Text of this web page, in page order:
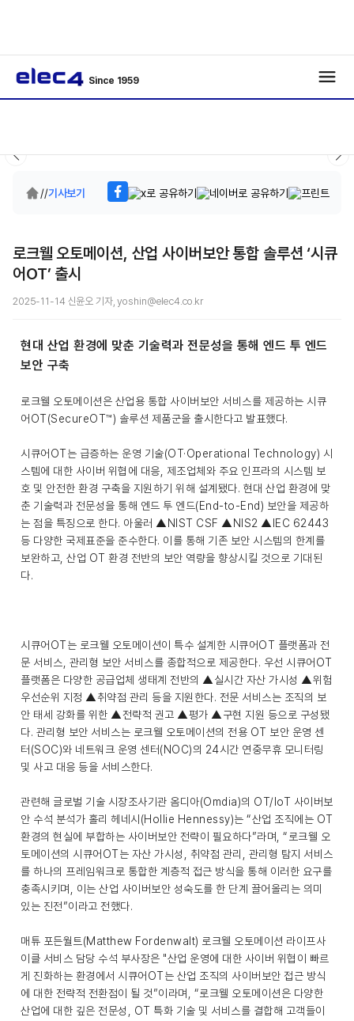
Since 1959
//기사보기
로크웰 오토메이션, 산업 사이버보안 통합 솔루션 ‘시큐
어OT’ 출시
2025-11-14 신윤오 기자, yoshin@elec4.co.kr
현대 산업 환경에 맞춘 기술력과 전문성을 통해 엔드 투 엔드
보안 구축
로크웰 오토메이션은 산업용 통합 사이버보안 서비스를 제공하는 시큐
어OT(SecureOT™) 솔루션 제품군을 출시한다고 발표했다.
시큐어OT는 급증하는 운영 기술(OT·Operational Technology) 시
스템에 대한 사이버 위협에 대응, 제조업체와 주요 인프라의 시스템 보
호 및 안전한 환경 구축을 지원하기 위해 설계됐다. 현대 산업 환경에 맞
춘 기술력과 전문성을 통해 엔드 투 엔드(End-to-End) 보안을 제공하
는 점을 특징으로 한다. 아울러 ▲NIST CSF ▲NIS2 ▲IEC 62443
등 다양한 국제표준을 준수한다. 이를 통해 기존 보안 시스템의 한계를
보완하고, 산업 OT 환경 전반의 보안 역량을 향상시킬 것으로 기대된
다.
시큐어OT는 로크웰 오토메이션이 특수 설계한 시큐어OT 플랫폼과 전
문 서비스, 관리형 보안 서비스를 종합적으로 제공한다. 우선 시큐어OT
플랫폼은 다양한 공급업체 생태계 전반의 ▲실시간 자산 가시성 ▲위험
우선순위 지정 ▲취약점 관리 등을 지원한다. 전문 서비스는 조직의 보
안 태세 강화를 위한 ▲전략적 권고 ▲평가 ▲구현 지원 등으로 구성됐
다. 관리형 보안 서비스는 로크웰 오토메이션의 전용 OT 보안 운영 센
터(SOC)와 네트워크 운영 센터(NOC)의 24시간 연중무휴 모니터링
및 사고 대응 등을 서비스한다.
관련해 글로벌 기술 시장조사기관 옴디아(Omdia)의 OT/IoT 사이버보
안 수석 분석가 홀리 헤네시(Hollie Hennessy)는 “산업 조직에는 OT
환경의 현실에 부합하는 사이버보안 전략이 필요하다”라며, “로크웰 오
토메이션의 시큐어OT는 자산 가시성, 취약점 관리, 관리형 탐지 서비스
를 하나의 프레임워크로 통합한 계층적 접근 방식을 통해 이러한 요구를
충족시키며, 이는 산업 사이버보안 성숙도를 한 단계 끌어올리는 의미
있는 진전”이라고 전했다.
매튜 포든월트(Matthew Fordenwalt) 로크웰 오토메이션 라이프사
이클 서비스 담당 수석 부사장은 "산업 운영에 대한 사이버 위협이 빠르
게 진화하는 환경에서 시큐어OT는 산업 조직의 사이버보안 접근 방식
에 대한 전략적 전환점이 될 것”이라며, “로크웰 오토메이션은 다양한
산업에 대한 깊은 전문성, OT 특화 기술 및 서비스를 결합해 고객들이